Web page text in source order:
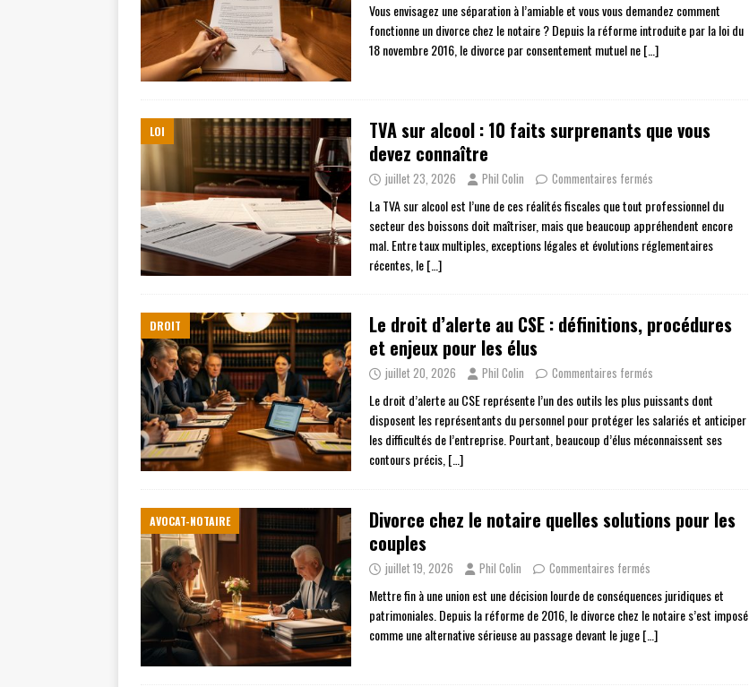
Vous envisagez une séparation à l’amiable et vous vous demandez comment
fonctionne un divorce chez le notaire ? Depuis la réforme introduite par la loi du
18 novembre 2016, le divorce par consentement mutuel ne[…]
LOI
TVA sur alcool : 10 faits surprenants que vous
devez connaître
juillet 23, 2026 Phil Colin Commentaires fermés
La TVA sur alcool est l’une de ces réalités fiscales que tout professionnel du
secteur des boissons doit maîtriser, mais que beaucoup appréhendent encore
mal. Entre taux multiples, exceptions légales et évolutions réglementaires
récentes, le[…]
DROIT
Le droit d’alerte au CSE : définitions, procédures
et enjeux pour les élus
juillet 20, 2026 Phil Colin Commentaires fermés
Le droit d’alerte au CSE représente l’un des outils les plus puissants dont
disposent les représentants du personnel pour protéger les salariés et anticiper
les difficultés de l’entreprise. Pourtant, beaucoup d’élus méconnaissent ses
contours précis,[…]
AVOCAT-NOTAIRE
Divorce chez le notaire quelles solutions pour les
couples
juillet 19, 2026 Phil Colin Commentaires fermés
Mettre fin à une union est une décision lourde de conséquences juridiques et
patrimoniales. Depuis la réforme de 2016, le divorce chez le notaire s’est imposé
comme une alternative sérieuse au passage devant le juge[…]